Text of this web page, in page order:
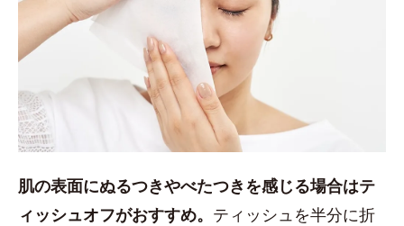
肌の表面にぬるつきやべたつきを感じる場合はテ
ィッシュオフがおすすめ。 ティッシュを半分に折